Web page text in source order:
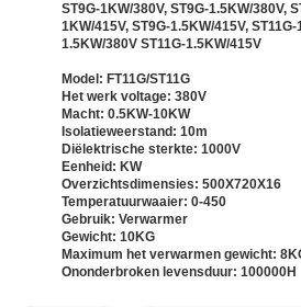
ST9G-1KW/380V, ST9G-1.5KW/380V,
1KW/415V, ST9G-1.5KW/415V,
1.5KW/380V ST11G-1.5KW/415V
Model: FT11G/ST11G
Het werk voltage: 380V
Macht: 0.5KW-10KW
Isolatieweerstand: 10m
Diëlektrische sterkte: 1000V
Eenheid: KW
Overzichtsdimensies: 500X720X16
Temperatuurwaaier: 0-450
Gebruik: Verwarmer
Gewicht: 10KG
Maximum het verwarmen gewicht:
Ononderbroken levensduur: 100000H